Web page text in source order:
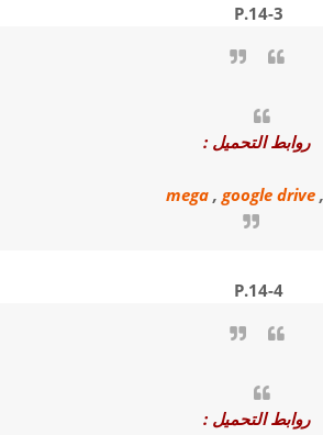
P.14-3
روابط التحميل :
mega, google drive
P.14-4
روابط التحميل :